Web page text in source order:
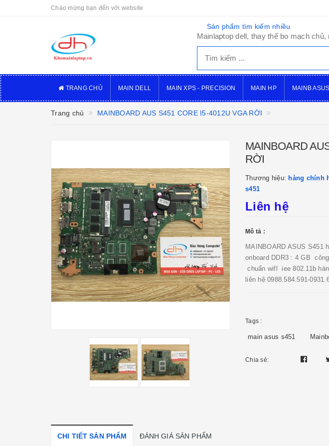
Chào mừng bạn đến với website
Sản phẩm tìm kiếm nhiều
Mainlaptop dell, thay thế bo mạch
TRANG CHỦ MAIN DELL MAIN XPS - PRECISION MAIN HP MAINB ASUS
Trang chủ MAINBOARD AUS S451 CORE I5-4012U VGA RỜI
MAINBOARD
RỜI
Thương hiệu: hàng chính
s451
Liên hệ
Mô tả :
MAINBOARD ASUS S451
onboard DDR3 : 4 GB
chuẩn wifl iee 802.11b
liên hệ 0988.584.591-
Tags :
main asus s451
Chia sẻ:
CHI TIẾT SẢN PHẨM ĐÁNH GIÁ SẢN PHẨM